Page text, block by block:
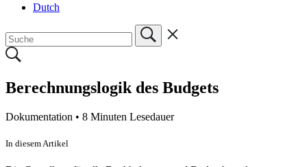
Dutch
Berechnungslogik des Budgets
Dokumentation • 8 Minuten Lesedauer
In diesem Artikel